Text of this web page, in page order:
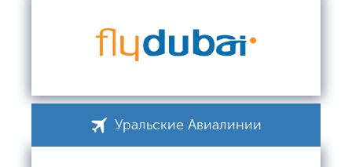
Уральские Авиалинии